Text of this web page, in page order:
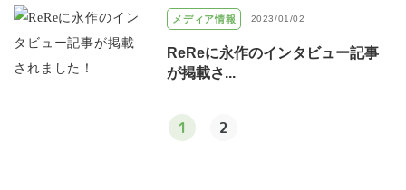
メディア情報 2023/01/02
ReReに永作のインタビュー記事
が掲載さ...
1 2